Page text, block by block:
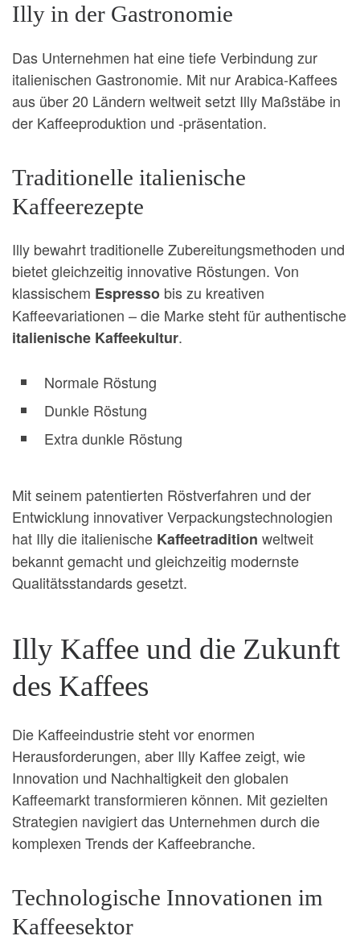
Illy in der Gastronomie
Das Unternehmen hat eine tiefe Verbindung zur
italienischen Gastronomie. Mit nur Arabica-Kaffees
aus über 20 Ländern weltweit setzt Illy Maßstäbe in
der Kaffeeproduktion und -präsentation.
Traditionelle italienische
Kaffeerezepte
Illy bewahrt traditionelle Zubereitungsmethoden und
bietet gleichzeitig innovative Röstungen. Von
klassischem Espresso bis zu kreativen
Kaffeevariationen – die Marke steht für authentische
italienische Kaffeekultur.
Normale Röstung
Dunkle Röstung
Extra dunkle Röstung
Mit seinem patentierten Röstverfahren und der
Entwicklung innovativer Verpackungstechnologien
hat Illy die italienische Kaffeetradition weltweit
bekannt gemacht und gleichzeitig modernste
Qualitätsstandards gesetzt.
Illy Kaffee und die Zukunft
des Kaffees
Die Kaffeeindustrie steht vor enormen
Herausforderungen, aber Illy Kaffee zeigt, wie
Innovation und Nachhaltigkeit den globalen
Kaffeemarkt transformieren können. Mit gezielten
Strategien navigiert das Unternehmen durch die
komplexen Trends der Kaffeebranche.
Technologische Innovationen im
Kaffeesektor